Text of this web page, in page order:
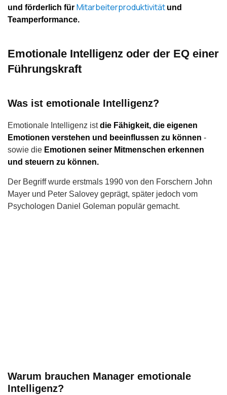
und förderlich für Mitarbeiterproduktivität und
Teamperformance.
Emotionale Intelligenz oder der EQ einer
Führungskraft
Was ist emotionale Intelligenz?
Emotionale Intelligenz istdie Fähigkeit, die eigenen
Emotionen verstehen und beeinflussen zu können -
sowie die Emotionen seiner Mitmenschen erkennen
und steuern zu können.
Der Begriff wurde erstmals 1990 von den Forschern John
Mayer und Peter Salovey geprägt, später jedoch vom
Psychologen Daniel Goleman populär gemacht.
Warum brauchen Manager emotionale
Intelligenz?